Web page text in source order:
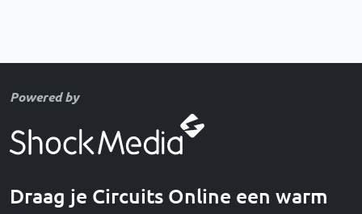
Powered by
Draag je Circuits Online een warm